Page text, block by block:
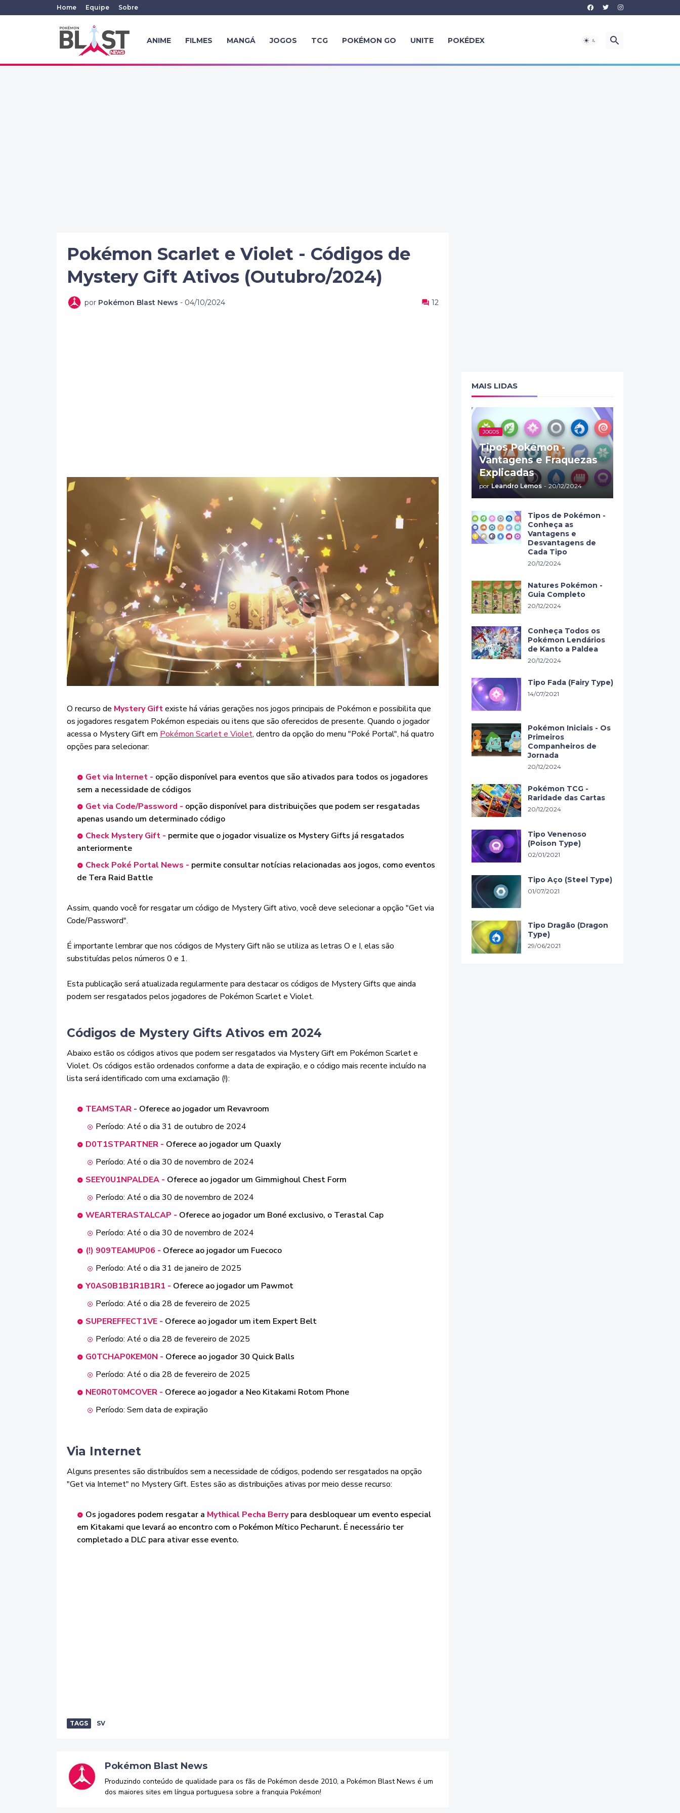
Home Equipe Sobre
ANIME FILMES MANGÁ JOGOS TCG POKÉMON GO UNITE POKÉDEX
Pokémon Scarlet e Violet - Códigos de
Mystery Gift Ativos (Outubro/2024)
por Pokémon Blast News - 04/10/2024 12
O recurso de Mystery Giftexiste há várias gerações nos jogos principais de Pokémon e possibilita que
os jogadores resgatem Pokémon especiais ou itens que são oferecidos de presente. Quando o jogador
acessa o Mystery Gift em Pokémon Scarlet e Violet, dentro da opção do menu "Poké Portal", há quatro
opções para selecionar:
Get via Internet - opção disponível para eventos que são ativados para todos os jogadores
sem a necessidade de códigos
Get via Code/Password - opção disponível para distribuições que podem ser resgatadas
apenas usando um determinado código
Check Mystery Gift - permite que o jogador visualize os Mystery Gifts já resgatados
anteriormente
Check Poké Portal News - permite consultar notícias relacionadas aos jogos, como eventos
de Tera Raid Battle
Assim, quando você for resgatar um código de Mystery Gift ativo, você deve selecionar a opção "Get via
Code/Password".
É importante lembrar que nos códigos de Mystery Gift não se utiliza as letras O e I, elas são
substituídas pelos números 0 e 1.
Esta publicação será atualizada regularmente para destacar os códigos de Mystery Gifts que ainda
podem ser resgatados pelos jogadores de Pokémon Scarlet e Violet.
Códigos de Mystery Gifts Ativos em 2024
Abaixo estão os códigos ativos que podem ser resgatados via Mystery Gift em Pokémon Scarlet e
Violet. Os códigos estão ordenados conforme a data de expiração, e o código mais recente incluído na
lista será identificado com uma exclamação (!):
TEAMSTAR - Oferece ao jogador um Revavroom
Período: Até o dia 31 de outubro de 2024
D0T1STPARTNER - Oferece ao jogador um Quaxly
Período: Até o dia 30 de novembro de 2024
SEEY0U1NPALDEA - Oferece ao jogador um Gimmighoul Chest Form
Período: Até o dia 30 de novembro de 2024
WEARTERASTALCAP - Oferece ao jogador um Boné exclusivo, o Terastal Cap
Período: Até o dia 30 de novembro de 2024
(!) 909TEAMUP06 - Oferece ao jogador um Fuecoco
Período: Até o dia 31 de janeiro de 2025
Y0AS0B1B1R1B1R1 - Oferece ao jogador um Pawmot
Período: Até o dia 28 de fevereiro de 2025
SUPEREFFECT1VE - Oferece ao jogador um item Expert Belt
Período: Até o dia 28 de fevereiro de 2025
G0TCHAP0KEM0N - Oferece ao jogador 30 Quick Balls
Período: Até o dia 28 de fevereiro de 2025
NE0R0T0MCOVER - Oferece ao jogador a Neo Kitakami Rotom Phone
Período: Sem data de expiração
Via Internet
Alguns presentes são distribuídos sem a necessidade de códigos, podendo ser resgatados na opção
"Get via Internet" no Mystery Gift. Estes são as distribuições ativas por meio desse recurso:
Os jogadores podem resgatar a Mythical Pecha Berrypara desbloquear um evento especial
em Kitakami que levará ao encontro com o Pokémon Mítico Pecharunt. É necessário ter
completado a DLC para ativar esse evento.
TAGS SV
Pokémon Blast News
Produzindo conteúdo de qualidade para os fãs de Pokémon desde 2010, a Pokémon Blast News é um
dos maiores sites em língua portuguesa sobre a franquia Pokémon!
MAIS LIDAS
JOGOS
Tipos Pokémon -
Vantagens e Fraquezas
Explicadas
por Leandro Lemos - 20/12/2024
Tipos de Pokémon -
Conheça as
Vantagens e
Desvantagens de
Cada Tipo
20/12/2024
Natures Pokémon -
Guia Completo
20/12/2024
Conheça Todos os
Pokémon Lendários
de Kanto a Paldea
20/12/2024
Tipo Fada (Fairy Type)
14/07/2021
Pokémon Iniciais - Os
Primeiros
Companheiros de
Jornada
20/12/2024
Pokémon TCG -
Raridade das Cartas
20/12/2024
Tipo Venenoso
(Poison Type)
02/01/2021
Tipo Aço (Steel Type)
01/07/2021
Tipo Dragão (Dragon
Type)
29/06/2021